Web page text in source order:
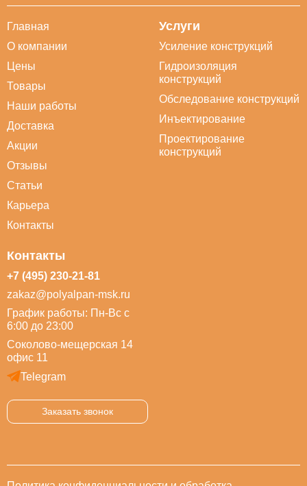
Главная
О компании
Цены
Товары
Наши работы
Доставка
Акции
Отзывы
Статьи
Карьера
Контакты
Услуги
Усиление конструкций
Гидроизоляция
конструкций
Обследование конструкций
Инъектирование
Проектирование
конструкций
Контакты
+7 (495) 230-21-81
zakaz@polyalpan-msk.ru
График работы: Пн-Вс с
6:00 до 23:00
Соколово-мещерская 14
офис 11
Telegram
Заказать звонок